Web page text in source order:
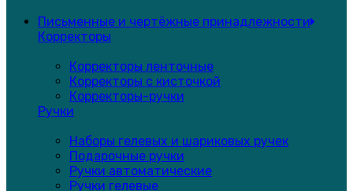
Письменные и чертёжные принадлежности
Корректоры
Корректоры ленточные
Корректоры с кисточкой
Корректоры-ручки
Ручки
Наборы гелевых и шариковых ручек
Подарочные ручки
Ручки автоматические
Ручки гелевые